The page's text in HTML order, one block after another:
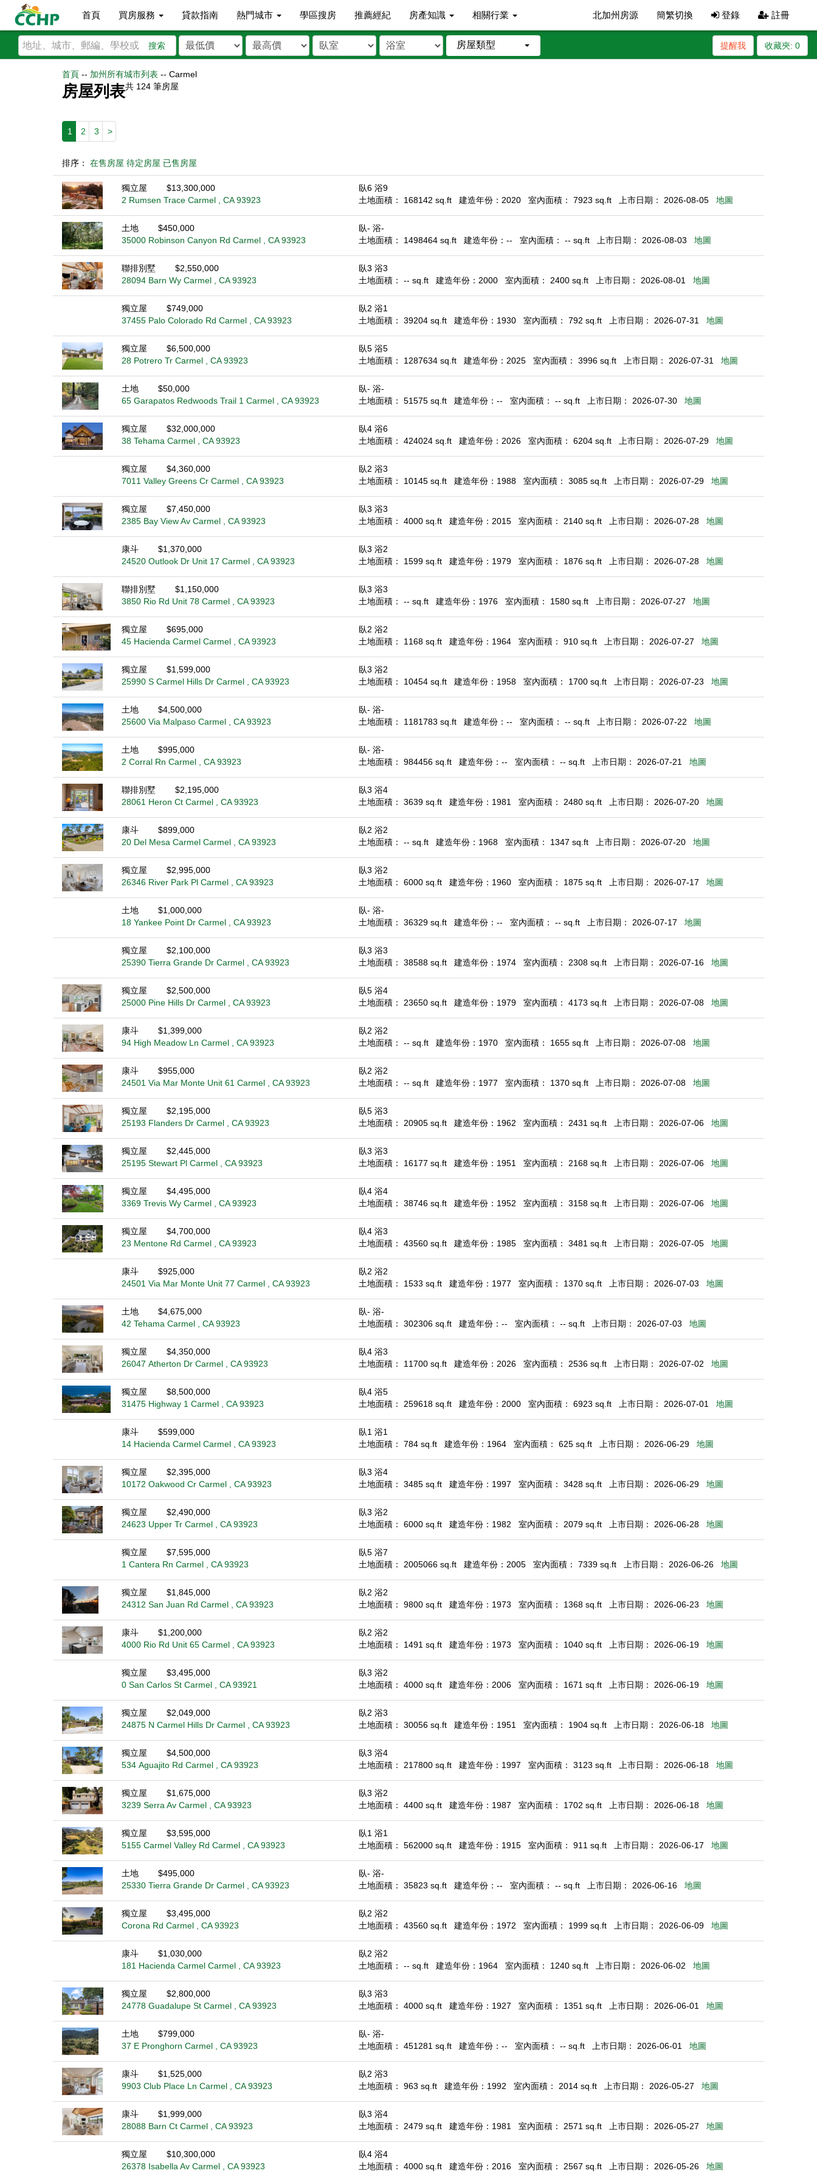
首頁 買房服務 貸款指南 熱門城市 學區搜房 推薦經紀 房產知識 相關行業 北加州房源 簡繁切換 登錄 註冊
搜索 房屋類型 收藏夾: 0
提醒我
首頁 -- 加州所有城市列表 -- Carmel
房屋列表共 124 筆房屋
1 2 3 >
排序： 在售房屋 待定房屋 已售房屋
獨立屋
$13,300,000
2 Rumsen Trace Carmel , CA 93923
臥6 浴9
土地面積： 168142 sq.ft
建造年份：2020 室內面積： 7923 sq.ft 上市日期： 2026-08-05 地圖
土地
$450,000
35000 Robinson Canyon Rd Carmel , CA 93923
臥- 浴-
土地面積： 1498464 sq.ft
建造年份：-- 室內面積： -- sq.ft 上市日期： 2026-08-03 地圖
聯排別墅
$2,550,000
28094 Barn Wy Carmel , CA 93923
臥3 浴3
土地面積： -- sq.ft
建造年份：2000 室內面積： 2400 sq.ft 上市日期： 2026-08-01 地圖
獨立屋
$749,000
37455 Palo Colorado Rd Carmel , CA 93923
臥2 浴1
土地面積： 39204 sq.ft
建造年份：1930 室內面積： 792 sq.ft 上市日期： 2026-07-31 地圖
獨立屋
$6,500,000
28 Potrero Tr Carmel , CA 93923
臥5 浴5
土地面積： 1287634 sq.ft
建造年份：2025 室內面積： 3996 sq.ft 上市日期： 2026-07-31 地圖
土地
$50,000
65 Garapatos Redwoods Trail 1 Carmel , CA 93923
臥- 浴-
土地面積： 51575 sq.ft
建造年份：-- 室內面積： -- sq.ft 上市日期： 2026-07-30 地圖
獨立屋
$32,000,000
38 Tehama Carmel , CA 93923
臥4 浴6
土地面積： 424024 sq.ft
建造年份：2026 室內面積： 6204 sq.ft 上市日期： 2026-07-29 地圖
獨立屋
$4,360,000
7011 Valley Greens Cr Carmel , CA 93923
臥2 浴3
土地面積： 10145 sq.ft
建造年份：1988 室內面積： 3085 sq.ft 上市日期： 2026-07-29 地圖
獨立屋
$7,450,000
2385 Bay View Av Carmel , CA 93923
臥3 浴3
土地面積： 4000 sq.ft
建造年份：2015 室內面積： 2140 sq.ft 上市日期： 2026-07-28 地圖
康斗
$1,370,000
24520 Outlook Dr Unit 17 Carmel , CA 93923
臥3 浴2
土地面積： 1599 sq.ft
建造年份：1979 室內面積： 1876 sq.ft 上市日期： 2026-07-28 地圖
聯排別墅
$1,150,000
3850 Rio Rd Unit 78 Carmel , CA 93923
臥3 浴3
土地面積： -- sq.ft
建造年份：1976 室內面積： 1580 sq.ft 上市日期： 2026-07-27 地圖
獨立屋
$695,000
45 Hacienda Carmel Carmel , CA 93923
臥2 浴2
土地面積： 1168 sq.ft
建造年份：1964 室內面積： 910 sq.ft 上市日期： 2026-07-27 地圖
獨立屋
$1,599,000
25990 S Carmel Hills Dr Carmel , CA 93923
臥3 浴2
土地面積： 10454 sq.ft
建造年份：1958 室內面積： 1700 sq.ft 上市日期： 2026-07-23 地圖
土地
$4,500,000
25600 Via Malpaso Carmel , CA 93923
臥- 浴-
土地面積： 1181783 sq.ft
建造年份：-- 室內面積： -- sq.ft 上市日期： 2026-07-22 地圖
土地
$995,000
2 Corral Rn Carmel , CA 93923
臥- 浴-
土地面積： 984456 sq.ft
建造年份：-- 室內面積： -- sq.ft 上市日期： 2026-07-21 地圖
聯排別墅
$2,195,000
28061 Heron Ct Carmel , CA 93923
臥3 浴4
土地面積： 3639 sq.ft
建造年份：1981 室內面積： 2480 sq.ft 上市日期： 2026-07-20 地圖
康斗
$899,000
20 Del Mesa Carmel Carmel , CA 93923
臥2 浴2
土地面積： -- sq.ft
建造年份：1968 室內面積： 1347 sq.ft 上市日期： 2026-07-20 地圖
獨立屋
$2,995,000
26346 River Park Pl Carmel , CA 93923
臥3 浴2
土地面積： 6000 sq.ft
建造年份：1960 室內面積： 1875 sq.ft 上市日期： 2026-07-17 地圖
土地
$1,000,000
18 Yankee Point Dr Carmel , CA 93923
臥- 浴-
土地面積： 36329 sq.ft
建造年份：-- 室內面積： -- sq.ft 上市日期： 2026-07-17 地圖
獨立屋
$2,100,000
25390 Tierra Grande Dr Carmel , CA 93923
臥3 浴3
土地面積： 38588 sq.ft
建造年份：1974 室內面積： 2308 sq.ft 上市日期： 2026-07-16 地圖
獨立屋
$2,500,000
25000 Pine Hills Dr Carmel , CA 93923
臥5 浴4
土地面積： 23650 sq.ft
建造年份：1979 室內面積： 4173 sq.ft 上市日期： 2026-07-08 地圖
康斗
$1,399,000
94 High Meadow Ln Carmel , CA 93923
臥2 浴2
土地面積： -- sq.ft
建造年份：1970 室內面積： 1655 sq.ft 上市日期： 2026-07-08 地圖
康斗
$955,000
24501 Via Mar Monte Unit 61 Carmel , CA 93923
臥2 浴2
土地面積： -- sq.ft
建造年份：1977 室內面積： 1370 sq.ft 上市日期： 2026-07-08 地圖
獨立屋
$2,195,000
25193 Flanders Dr Carmel , CA 93923
臥5 浴3
土地面積： 20905 sq.ft
建造年份：1962 室內面積： 2431 sq.ft 上市日期： 2026-07-06 地圖
獨立屋
$2,445,000
25195 Stewart Pl Carmel , CA 93923
臥3 浴3
土地面積： 16177 sq.ft
建造年份：1951 室內面積： 2168 sq.ft 上市日期： 2026-07-06 地圖
獨立屋
$4,495,000
3369 Trevis Wy Carmel , CA 93923
臥4 浴4
土地面積： 38746 sq.ft
建造年份：1952 室內面積： 3158 sq.ft 上市日期： 2026-07-06 地圖
獨立屋
$4,700,000
23 Mentone Rd Carmel , CA 93923
臥4 浴3
土地面積： 43560 sq.ft
建造年份：1985 室內面積： 3481 sq.ft 上市日期： 2026-07-05 地圖
康斗
$925,000
24501 Via Mar Monte Unit 77 Carmel , CA 93923
臥2 浴2
土地面積： 1533 sq.ft
建造年份：1977 室內面積： 1370 sq.ft 上市日期： 2026-07-03 地圖
土地
$4,675,000
42 Tehama Carmel , CA 93923
臥- 浴-
土地面積： 302306 sq.ft
建造年份：-- 室內面積： -- sq.ft 上市日期： 2026-07-03 地圖
獨立屋
$4,350,000
26047 Atherton Dr Carmel , CA 93923
臥4 浴3
土地面積： 11700 sq.ft
建造年份：2026 室內面積： 2536 sq.ft 上市日期： 2026-07-02 地圖
獨立屋
$8,500,000
31475 Highway 1 Carmel , CA 93923
臥4 浴5
土地面積： 259618 sq.ft
建造年份：2000 室內面積： 6923 sq.ft 上市日期： 2026-07-01 地圖
康斗
$599,000
14 Hacienda Carmel Carmel , CA 93923
臥1 浴1
土地面積： 784 sq.ft
建造年份：1964 室內面積： 625 sq.ft 上市日期： 2026-06-29 地圖
獨立屋
$2,395,000
10172 Oakwood Cr Carmel , CA 93923
臥3 浴4
土地面積： 3485 sq.ft
建造年份：1997 室內面積： 3428 sq.ft 上市日期： 2026-06-29 地圖
獨立屋
$2,490,000
24623 Upper Tr Carmel , CA 93923
臥3 浴2
土地面積： 6000 sq.ft
建造年份：1982 室內面積： 2079 sq.ft 上市日期： 2026-06-28 地圖
獨立屋
$7,595,000
1 Cantera Rn Carmel , CA 93923
臥5 浴7
土地面積： 2005066 sq.ft
建造年份：2005 室內面積： 7339 sq.ft 上市日期： 2026-06-26 地圖
獨立屋
$1,845,000
24312 San Juan Rd Carmel , CA 93923
臥2 浴2
土地面積： 9800 sq.ft
建造年份：1973 室內面積： 1368 sq.ft 上市日期： 2026-06-23 地圖
康斗
$1,200,000
4000 Rio Rd Unit 65 Carmel , CA 93923
臥2 浴2
土地面積： 1491 sq.ft
建造年份：1973 室內面積： 1040 sq.ft 上市日期： 2026-06-19 地圖
獨立屋
$3,495,000
0 San Carlos St Carmel , CA 93921
臥3 浴2
土地面積： 4000 sq.ft
建造年份：2006 室內面積： 1671 sq.ft 上市日期： 2026-06-19 地圖
獨立屋
$2,049,000
24875 N Carmel Hills Dr Carmel , CA 93923
臥2 浴3
土地面積： 30056 sq.ft
建造年份：1951 室內面積： 1904 sq.ft 上市日期： 2026-06-18 地圖
獨立屋
$4,500,000
534 Aguajito Rd Carmel , CA 93923
臥3 浴4
土地面積： 217800 sq.ft
建造年份：1997 室內面積： 3123 sq.ft 上市日期： 2026-06-18 地圖
獨立屋
$1,675,000
3239 Serra Av Carmel , CA 93923
臥3 浴2
土地面積： 4400 sq.ft
建造年份：1987 室內面積： 1702 sq.ft 上市日期： 2026-06-18 地圖
獨立屋
$3,595,000
5155 Carmel Valley Rd Carmel , CA 93923
臥1 浴1
土地面積： 562000 sq.ft
建造年份：1915 室內面積： 911 sq.ft 上市日期： 2026-06-17 地圖
土地
$495,000
25330 Tierra Grande Dr Carmel , CA 93923
臥- 浴-
土地面積： 35823 sq.ft
建造年份：-- 室內面積： -- sq.ft 上市日期： 2026-06-16 地圖
獨立屋
$3,495,000
Corona Rd Carmel , CA 93923
臥2 浴2
土地面積： 43560 sq.ft
建造年份：1972 室內面積： 1999 sq.ft 上市日期： 2026-06-09 地圖
康斗
$1,030,000
181 Hacienda Carmel Carmel , CA 93923
臥2 浴2
土地面積： -- sq.ft
建造年份：1964 室內面積： 1240 sq.ft 上市日期： 2026-06-02 地圖
獨立屋
$2,800,000
24778 Guadalupe St Carmel , CA 93923
臥3 浴3
土地面積： 4000 sq.ft
建造年份：1927 室內面積： 1351 sq.ft 上市日期： 2026-06-01 地圖
土地
$799,000
37 E Pronghorn Carmel , CA 93923
臥- 浴-
土地面積： 451281 sq.ft
建造年份：-- 室內面積： -- sq.ft 上市日期： 2026-06-01 地圖
康斗
$1,525,000
9903 Club Place Ln Carmel , CA 93923
臥2 浴3
土地面積： 963 sq.ft
建造年份：1992 室內面積： 2014 sq.ft 上市日期： 2026-05-27 地圖
康斗
$1,999,000
28088 Barn Ct Carmel , CA 93923
臥3 浴4
土地面積： 2479 sq.ft
建造年份：1981 室內面積： 2571 sq.ft 上市日期： 2026-05-27 地圖
獨立屋
$10,300,000
26378 Isabella Av Carmel , CA 93923
臥4 浴4
土地面積： 4000 sq.ft
建造年份：2016 室內面積： 2567 sq.ft 上市日期： 2026-05-26 地圖